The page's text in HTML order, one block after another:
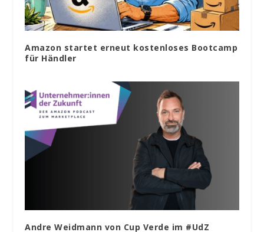
Amazon startet erneut kostenloses Bootcamp
für Händler
Andre Weidmann von Cup Verde im #UdZ